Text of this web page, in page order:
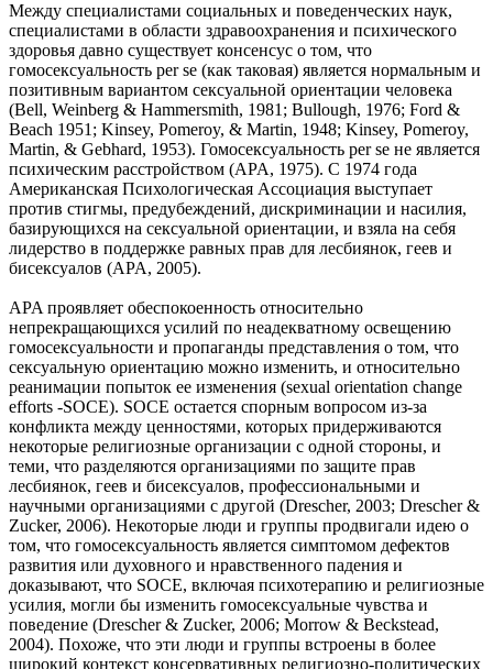
Между специалистами социальных и поведенческих наук,
специалистами в области здравоохранения и психического
здоровья давно существует консенсус о том, что
гомосексуальность per se (как таковая) является нормальным и
позитивным вариантом сексуальной ориентации человека
(Bell, Weinberg & Hammersmith, 1981; Bullough, 1976; Ford &
Beach 1951; Kinsey, Pomeroy, & Martin, 1948; Kinsey, Pomeroy,
Martin, & Gebhard, 1953). Гомосексуальность per se не является
психическим расстройством (APA, 1975). С 1974 года
Американская Психологическая Ассоциация выступает
против стигмы, предубеждений, дискриминации и насилия,
базирующихся на сексуальной ориентации, и взяла на себя
лидерство в поддержке равных прав для лесбиянок, геев и
бисексуалов (APA, 2005).
APA проявляет обеспокоенность относительно
непрекращающихся усилий по неадекватному освещению
гомосексуальности и пропаганды представления о том, что
сексуальную ориентацию можно изменить, и относительно
реанимации попыток ее изменения (sexual orientation change
efforts -SOCE). SOCE остается спорным вопросом из-за
конфликта между ценностями, которых придерживаются
некоторые религиозные организации с одной стороны, и
теми, что разделяются организациями по защите прав
лесбиянок, геев и бисексуалов, профессиональными и
научными организациями с другой (Drescher, 2003; Drescher &
Zucker, 2006). Некоторые люди и группы продвигали идею о
том, что гомосексуальность является симптомом дефектов
развития или духовного и нравственного падения и
доказывают, что SOCE, включая психотерапию и религиозные
усилия, могли бы изменить гомосексуальные чувства и
поведение (Drescher & Zucker, 2006; Morrow & Beckstead,
2004). Похоже, что эти люди и группы встроены в более
широкий контекст консервативных религиозно-политических